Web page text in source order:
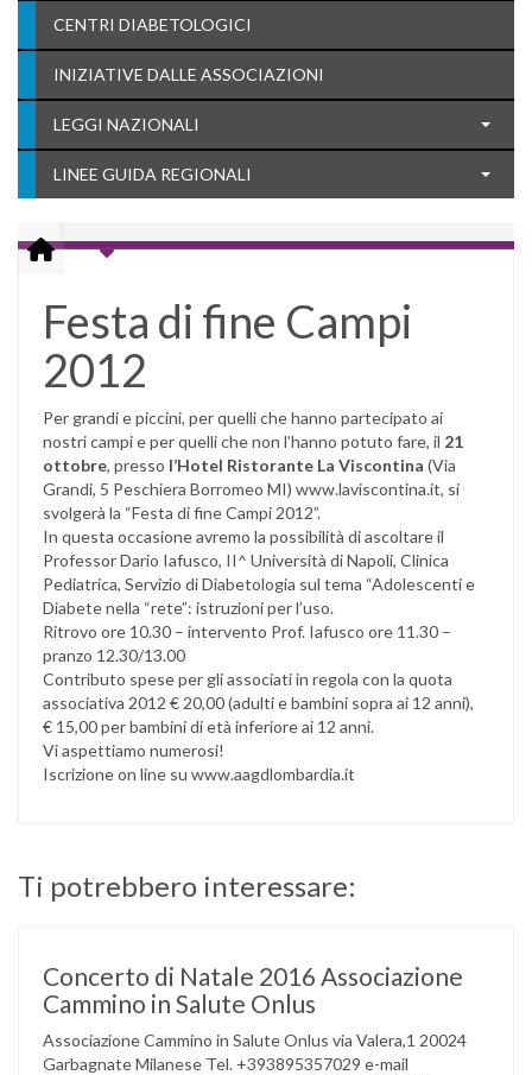
CENTRI DIABETOLOGICI
INIZIATIVE DALLE ASSOCIAZIONI
LEGGI NAZIONALI
LINEE GUIDA REGIONALI
Festa di fine Campi
2012
Per grandi e piccini, per quelli che hanno partecipato ai
nostri campi e per quelli che non l’hanno potuto fare, il 21
ottobre, presso l’Hotel Ristorante La Viscontina (Via
Grandi, 5 Peschiera Borromeo MI) www.laviscontina.it, si
svolgerà la “Festa di fine Campi 2012”.
In questa occasione avremo la possibilità di ascoltare il
Professor Dario Iafusco, II^ Università di Napoli, Clinica
Pediatrica, Servizio di Diabetologia sul tema “Adolescenti e
Diabete nella “rete”: istruzioni per l’uso.
Ritrovo ore 10.30 – intervento Prof. Iafusco ore 11.30 –
pranzo 12.30/13.00
Contributo spese per gli associati in regola con la quota
associativa 2012 € 20,00 (adulti e bambini sopra ai 12 anni),
€ 15,00 per bambini di età inferiore ai 12 anni.
Vi aspettiamo numerosi!
Iscrizione on line su www.aagdlombardia.it
Ti potrebbero interessare:
Concerto di Natale 2016 Associazione
Cammino in Salute Onlus
Associazione Cammino in Salute Onlus via Valera,1 20024
Garbagnate Milanese Tel. +393895357029 e-mail